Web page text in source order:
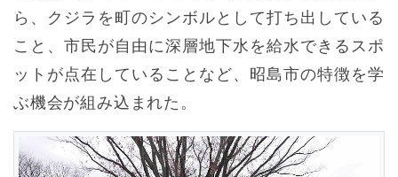
ら、クジラを町のシンボルとして打ち出している
こと、市民が自由に深層地下水を給水できるスポ
ットが点在していることなど、昭島市の特徴を学
ぶ機会が組み込まれた。